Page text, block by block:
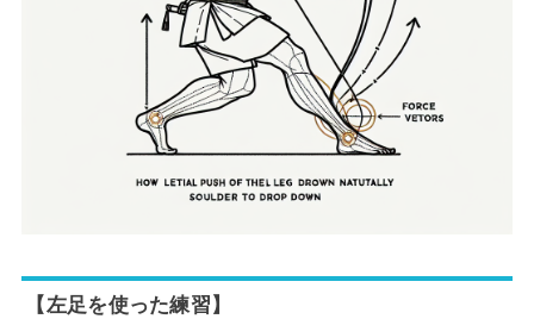
【左足を使った練習】